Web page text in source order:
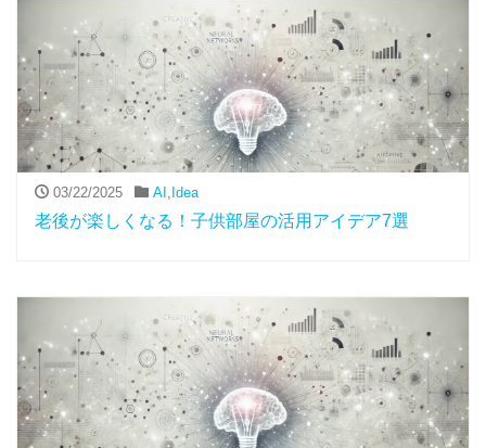
03/22/2025 AI Idea
老後が楽しくなる！子供部屋の活用アイデア7選